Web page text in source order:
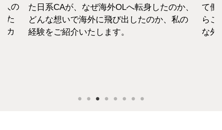
人の
た
カ
た日系CAが、なぜ海外OLへ転身したのか、
どんな想いで海外に飛び出したのか、私の
経験をご紹介いたします。
て働
らこ
な外